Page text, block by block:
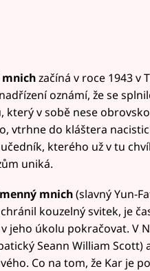
začíná v roce 1943 v
oznámí, že se
v sobě nese
vtrhne do kláštera
kterého už v tu
uniká.
mnich(slavný Yun-
kouzelný svitek, je
jeho úkolu pokračovat. V
Seann William Scott)
Co na tom, že Kar je